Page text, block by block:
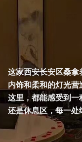
这家西安长安区桑
内饰和柔和的灯光
这里，都能感受到
还是休息区，每一